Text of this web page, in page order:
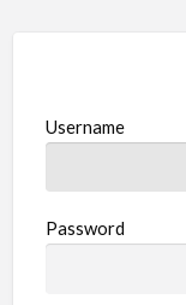
Username
Password